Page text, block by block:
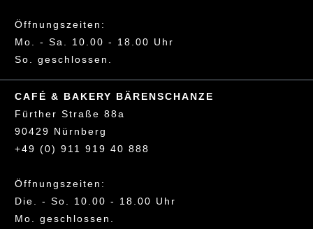
Öffnungszeiten:
Mo. - Sa. 10.00 - 18.00 Uhr
So. geschlossen.
CAFÉ & BAKERY BÄRENSCHANZE
Fürther Straße 88a
90429 Nürnberg
+49 (0) 911 919 40 888
Öffnungszeiten:
Die. - So. 10.00 - 18.00 Uhr
Mo. geschlossen.